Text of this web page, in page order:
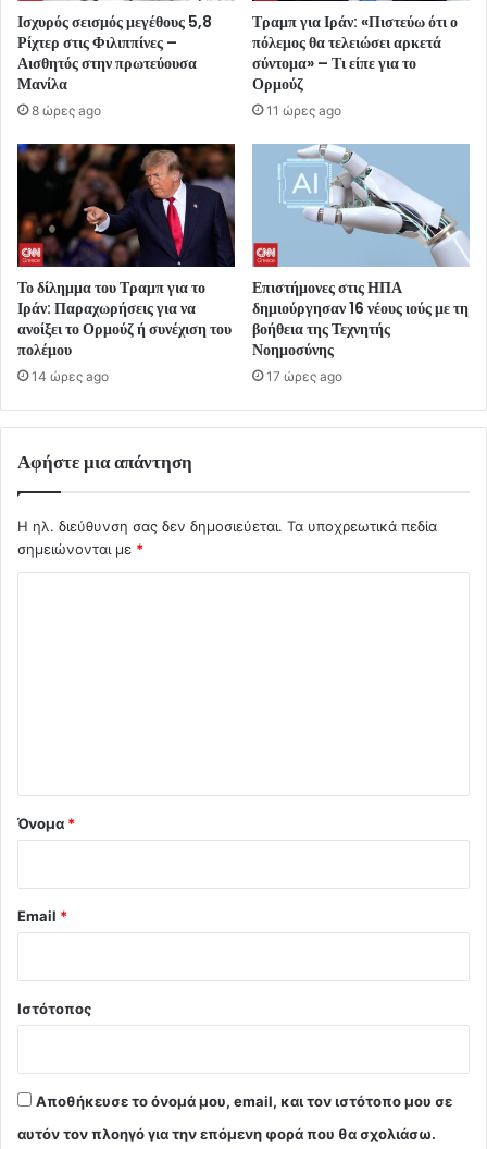
Ισχυρός σεισμός μεγέθους 5,8
Ρίχτερ στις Φιλιππίνες –
Αισθητός στην πρωτεύουσα
Μανίλα
8 ώρες ago
Τραμπ για Ιράν: «Πιστεύω ότι ο
πόλεμος θα τελειώσει αρκετά
σύντομα» – Τι είπε για το
Ορμούζ
11 ώρες ago
Το δίλημμα του Τραμπ για το
Ιράν: Παραχωρήσεις για να
ανοίξει το Ορμούζ ή συνέχιση του
πολέμου
14 ώρες ago
Επιστήμονες στις ΗΠΑ
δημιούργησαν 16 νέους ιούς με τη
βοήθεια της Τεχνητής
Νοημοσύνης
17 ώρες ago
Αφήστε μια απάντηση
Η ηλ. διεύθυνση σας δεν δημοσιεύεται. Τα υποχρεωτικά πεδία
σημειώνονται με *
Όνομα *
Email *
Ιστότοπος
Αποθήκευσε το όνομά μου, email, και τον ιστότοπο μου σε
αυτόν τον πλοηγό για την επόμενη φορά που θα σχολιάσω.